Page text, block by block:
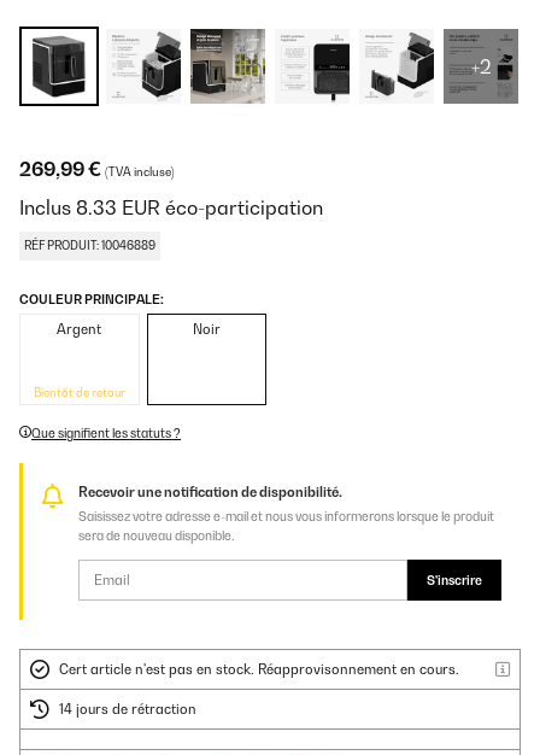
+2
269,99 € (TVA incluse)
Inclus 8.33 EUR éco-participation
RÉF PRODUIT: 10046889
COULEUR PRINCIPALE:
Argent
Bientôt de retour
Noir
Que signifient les statuts ?
Recevoir une notification de disponibilité.
Saisissez votre adresse e-mail et nous vous informerons lorsque le produit
sera de nouveau disponible.
S'inscrire
Cert article n'est pas en stock. Réapprovisonnement en cours.
14 jours de rétraction